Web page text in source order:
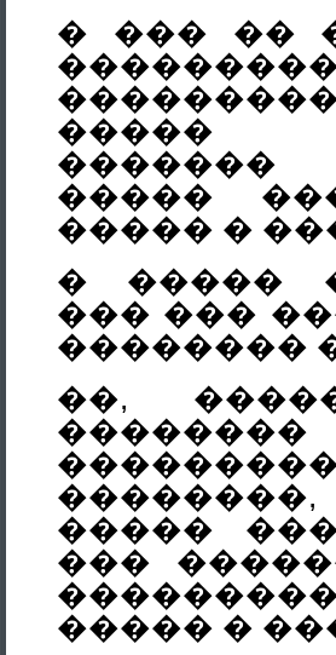
� ��� ��
�����
�����
����� �
� �����
��� ���
��������
��,
�����
���
����� �